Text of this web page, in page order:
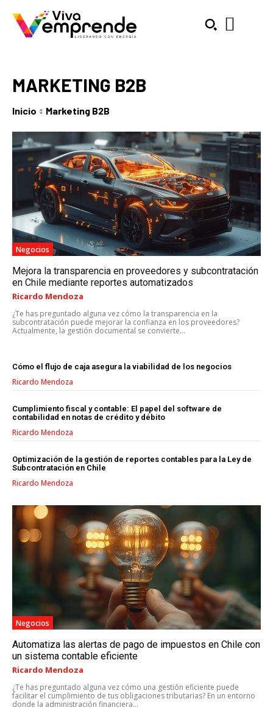
SUBSCRIBE
Welcome to Liberty Case
We have a curated list of the most noteworthy news from all
across the globe. With any subscription plan, you get access
toexclusive articlesthat let you stay ahead of the curve.
Your Profile
NEWS LIFESTYLE PUBLIC OPINION
ESTRATEGIAS DE MARKETING
AGENCIAS DE MARKETING
AGENCIAS DE POSICIONAMIENTO WEB SEO
VENTA DE ENLACES
MARKETING DIGITAL
PUBLICIDAD
VENTAS Y PERSUASIÓN
GESTIÓN DE PRODUCTOS
COMUNICACIÓN CORPORATIVA
GESTIÓN DE MARCA
MARKETING B2B
Inicio Marketing B2B
Negocios
Mejora la transparencia en proveedores y subcontratación
en Chile mediante reportes automatizados
Ricardo Mendoza
¿Te has preguntado alguna vez cómo la transparencia en la
subcontratación puede mejorar la confianza en los proveedores?
Actualmente, la gestión documental se convierte...
Cómo el flujo de caja asegura la viabilidad de los negocios
Ricardo Mendoza
Cumplimiento fiscal y contable: El papel del software de
contabilidad en notas de crédito y débito
Ricardo Mendoza
Optimización de la gestión de reportes contables para la Ley de
Subcontratación en Chile
Ricardo Mendoza
Negocios
Automatiza las alertas de pago de impuestos en Chile con
un sistema contable eficiente
Ricardo Mendoza
¿Te has preguntado alguna vez cómo una gestión eficiente puede
facilitar el cumplimiento de tus obligaciones tributarias? En un entorno
donde la administración financiera...